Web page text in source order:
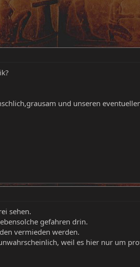
und unseren
sehen.
gefahren drin.
vermieden werden.
weil es hier nur um